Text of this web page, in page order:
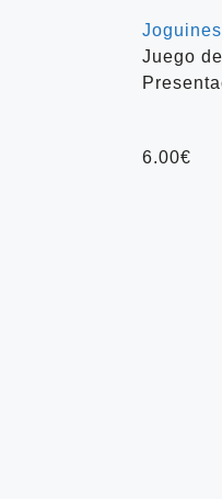
Juego
6.00€